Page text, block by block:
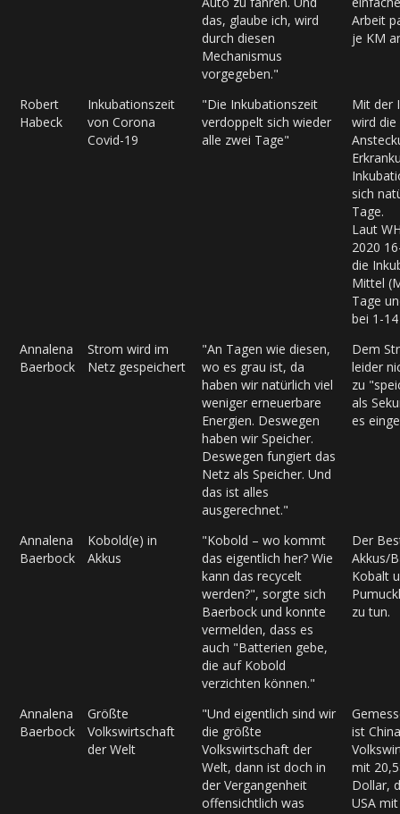
das, glaube ich, wird
durch diesen
Mechanismus
vorgegeben."
Arbeit
je KM
Robert
Habeck
Inkubationszeit
von Corona
Covid-19
"Die Inkubationszeit
verdoppelt sich wieder
alle zwei Tage"
Mit der
wird
sich
Tage.
Laut
2020
die
Mittel
Tage
bei 1-
Annalena
Baerbock
Strom wird im
Netz gespeichert
"An Tagen wie diesen,
wo es grau ist, da
haben wir natürlich viel
weniger erneuerbare
Energien. Deswegen
haben wir Speicher.
Deswegen fungiert das
Netz als Speicher. Und
das ist alles
ausgerechnet."
Dem
leider
zu
als
es
Annalena
Baerbock
Kobold(e) in
Akkus
"Kobold – wo kommt
das eigentlich her? Wie
kann das recycelt
werden?", sorgte sich
Baerbock und konnte
vermelden, dass es
auch "Batterien gebe,
die auf Kobold
verzichten können."
Der
Akkus/
Kobalt
zu tun.
Annalena
Baerbock
Größte
Volkswirtschaft
der Welt
"Und eigentlich sind wir
die größte
Volkswirtschaft der
Welt, dann ist doch in
der Vergangenheit
offensichtlich was
ist
mit
Dollar,
USA